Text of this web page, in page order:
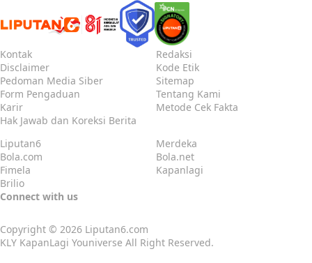
Kontak
Redaksi
Disclaimer
Kode Etik
Pedoman Media Siber
Sitemap
Form Pengaduan
Tentang Kami
Karir
Metode Cek Fakta
Hak Jawab dan Koreksi Berita
Liputan6
Merdeka
Bola.com
Bola.net
Fimela
Kapanlagi
Brilio
Connect with us
Copyright © 2026 Liputan6.com
KLY KapanLagi Youniverse All Right Reserved.